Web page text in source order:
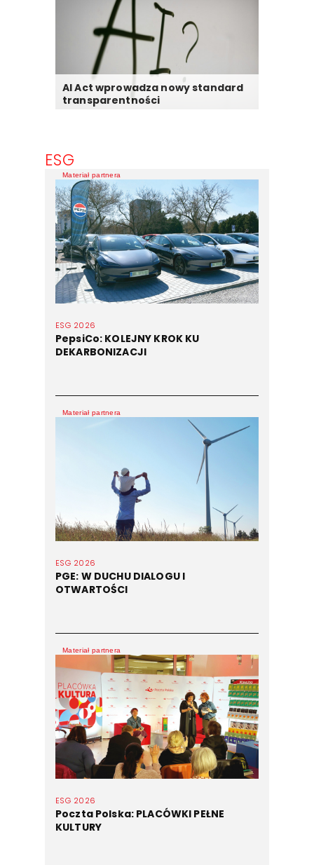
AI Act wprowadza nowy standard
transparentności
ESG
ESG 2026
PepsiCo: KOLEJNY KROK KU
DEKARBONIZACJI
Materiał partnera
ESG 2026
PGE: W DUCHU DIALOGU I
OTWARTOŚCI
Materiał partnera
ESG 2026
Poczta Polska: PLACÓWKI PEŁNE
KULTURY
Materiał partnera